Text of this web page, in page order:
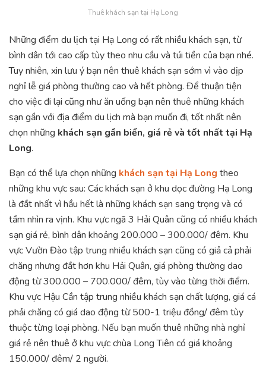
Thuê khách sạn tại Hạ Long
Những điểm du lịch tại Hạ Long có rất nhiều khách sạn, từ
bình dân tới cao cấp tùy theo nhu cầu và túi tiền của bạn nhé.
Tuy nhiên, xin lưu ý bạn nên thuê khách sạn sớm vì vào dịp
nghỉ lễ giá phòng thường cao và hết phòng. Để thuận tiện
cho việc đi lại cũng như ăn uống bạn nên thuê những khách
sạn gần với địa điểm du lịch mà bạn muốn đi, tốt nhất nên
chọn những khách sạn gần biển, giá rẻ và tốt nhất tại Hạ
Long.
Bạn có thể lựa chọn những khách sạn tại Hạ Long theo
những khu vực sau: Các khách sạn ở khu dọc đường Hạ Long
là đắt nhất vì hầu hết là những khách sạn sang trọng và có
tầm nhìn ra vịnh. Khu vực ngã 3 Hải Quân cũng có nhiều khách
sạn giá rẻ, bình dân khoảng 200.000 – 300.000/ đêm. Khu
vực Vườn Đào tập trung nhiều khách sạn cũng có giả cả phải
chăng nhưng đắt hơn khu Hải Quân, giá phòng thường dao
động từ 300.000 – 700.000/ đêm, tùy vào từng thời điểm.
Khu vực Hậu Cần tập trung nhiều khách sạn chất lượng, giá cá
phải chăng có giá dao động từ 500-1 triệu đồng/ đêm tùy
thuộc từng loại phòng. Nếu bạn muốn thuê những nhà nghỉ
giá rẻ nên thuê ở khu vực chùa Long Tiên có giá khoảng
150.000/ đêm/ 2 người.